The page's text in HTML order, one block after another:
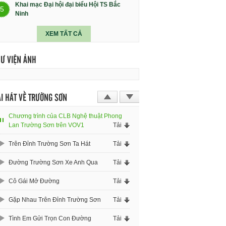
5
Khai mạc Đại hội đại biểu Hội TS Bắc
Ninh
XEM TẤT CẢ
VIỆN ẢNH
HÁT VỀ TRƯỜNG SƠN
Chương trình của CLB Nghệ thuật Phong
Lan Trường Sơn trên VOV1
Tải
Trên Đỉnh Trường Sơn Ta Hát Tải
Đường Trường Sơn Xe Anh Qua Tải
Cô Gái Mở Đường Tải
Gặp Nhau Trên Đỉnh Trường Sơn Tải
Tình Em Gửi Trọn Con Đường Tải